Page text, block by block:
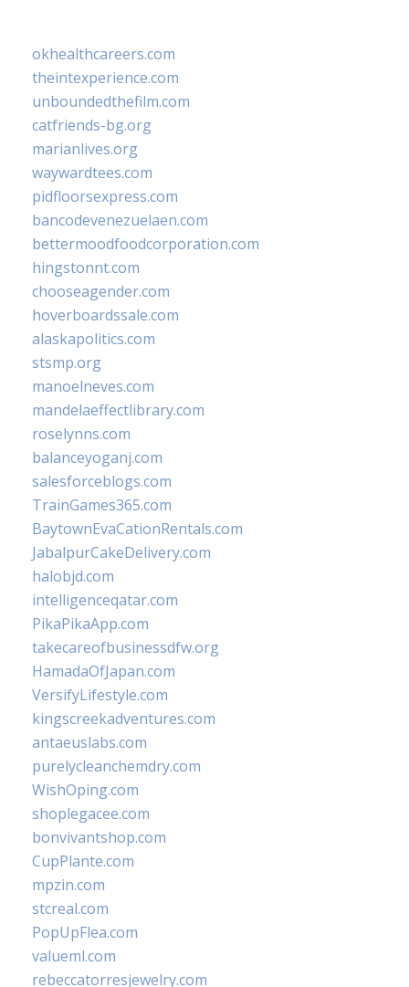
okhealthcareers.com
theintexperience.com
unboundedthefilm.com
catfriends-bg.org
marianlives.org
waywardtees.com
pidfloorsexpress.com
bancodevenezuelaen.com
bettermoodfoodcorporation.com
hingstonnt.com
chooseagender.com
hoverboardssale.com
alaskapolitics.com
stsmp.org
manoelneves.com
mandelaeffectlibrary.com
roselynns.com
balanceyoganj.com
salesforceblogs.com
TrainGames365.com
BaytownEvaCationRentals.com
JabalpurCakeDelivery.com
halobjd.com
intelligenceqatar.com
PikaPikaApp.com
takecareofbusinessdfw.org
HamadaOfJapan.com
VersifyLifestyle.com
kingscreekadventures.com
antaeuslabs.com
purelycleanchemdry.com
WishOping.com
shoplegacee.com
bonvivantshop.com
CupPlante.com
mpzin.com
stcreal.com
PopUpFlea.com
valueml.com
rebeccatorresjewelry.com